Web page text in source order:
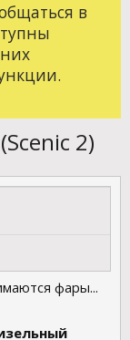
в
2)
фары...